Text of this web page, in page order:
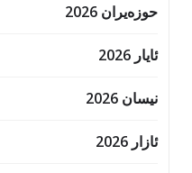
حوزه‌یران 2026
ئایار 2026
نیسان 2026
ئازار 2026